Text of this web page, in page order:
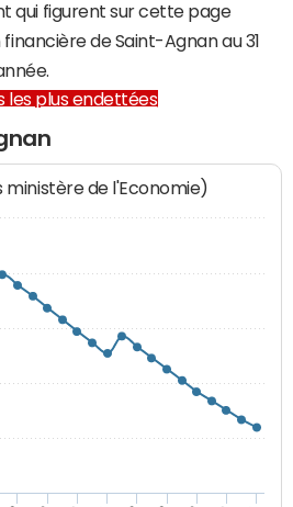
qui figurent sur cette page
de Saint-Agnan au 31
les plus endettées
ministère de l'Economie)